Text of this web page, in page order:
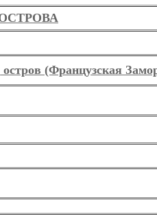
(Французская